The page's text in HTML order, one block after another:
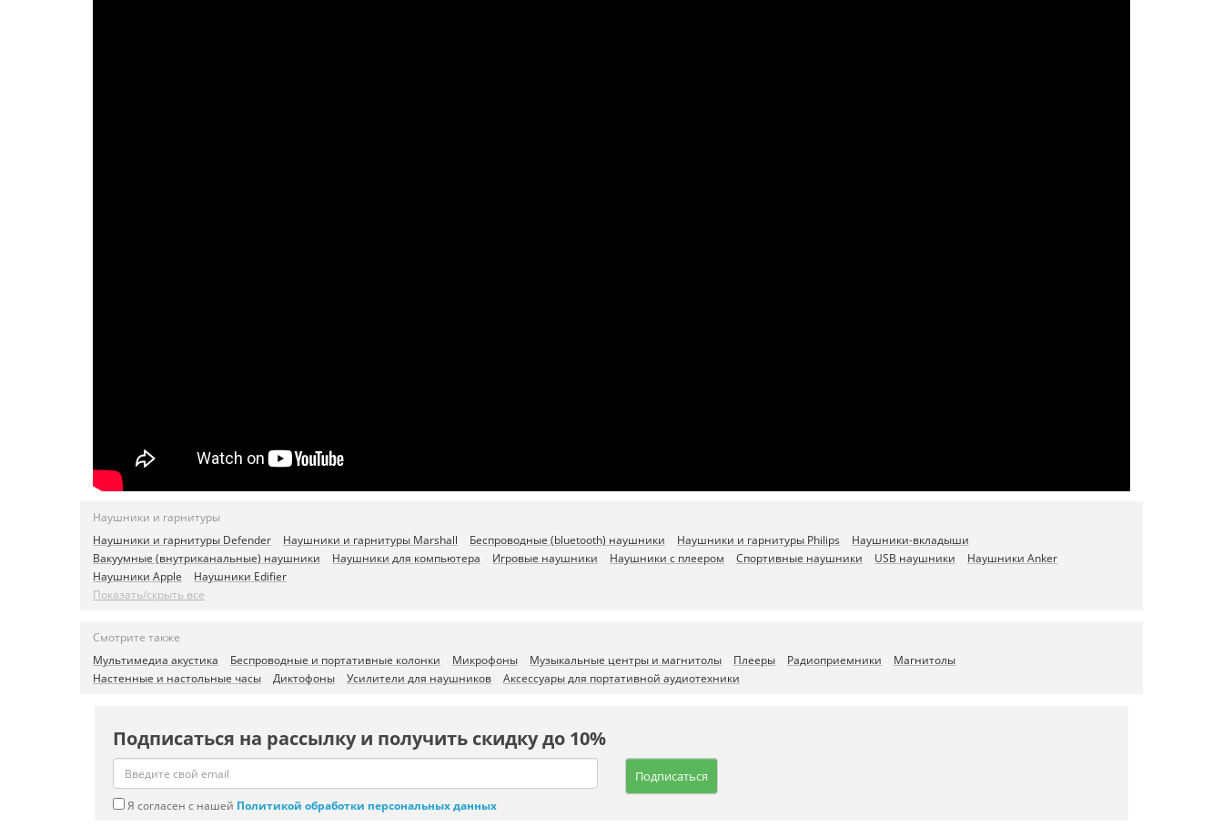
Наушники и гарнитуры
Наушники и гарнитуры Defender
Наушники и гарнитуры Marshall Беспроводные (bluetooth) наушники Наушники и гарнитуры Philips
Наушники-вкладыши
Вакуумные (внутриканальные) наушники
Наушники для компьютера Игровые наушники Наушники с плеером Спортивные наушники USB наушники
Наушники Anker
Наушники Apple
Наушники Edifier
Показать/скрыть все
Смотрите также
Мультимедиа акустика
Беспроводные и портативные колонки Микрофоны Музыкальные центры и магнитолы Плееры Радиоприемники
Магнитолы
Настенные и настольные часы
Диктофоны Усилители для наушников Аксессуары для портативной аудиотехники
Подписаться на рассылку и получить скидку до 10%
Подписаться
Я согласен с нашей Политикой обработки персональных данных